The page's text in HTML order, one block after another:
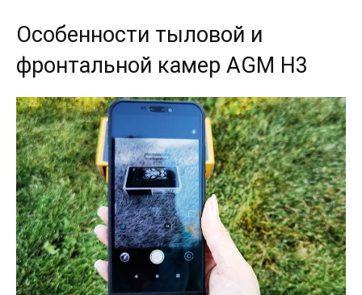
Особенности тыловой и
фронтальной камер AGM H3